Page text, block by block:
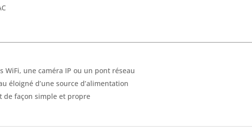
WiFi, une caméra IP ou un pont réseau
éloigné d’une source d’alimentation
de façon simple et propre